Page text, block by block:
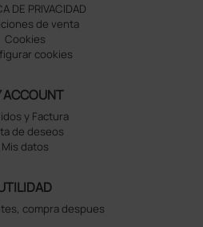
DE PRIVACIDAD
de venta
Cookies
cookies
ACCOUNT
y Factura
de deseos
Mis datos
compra despues